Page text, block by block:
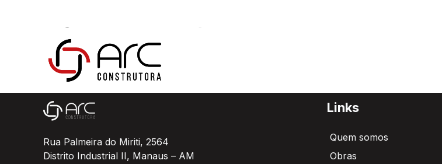
Superatacado
Rua Palmeira do Miriti, 2564
Distrito Industrial II, Manaus – AM
Links
Quem somos
Obras